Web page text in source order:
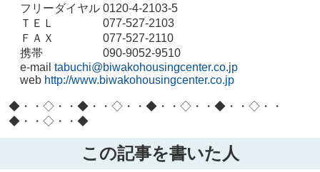
フリーダイヤル 0120-4-2103-5
ＴＥＬ 077-527-2103
ＦＡＸ 077-527-2110
携帯 090-9052-9510
e-mail tabuchi@biwakohousingcenter.co.jp
web http://www.biwakohousingcenter.co.jp
◆・・◇・・◆・・◇・・◆・・◇・・◆・・◇・・
◆・・◇・・◆
この記事を書いた人